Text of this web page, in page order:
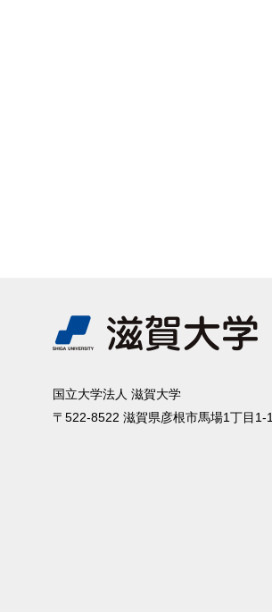
国⽴⼤学法⼈ 滋賀⼤学
〒522-8522 滋賀県彦根市⾺場1丁⽬1-1